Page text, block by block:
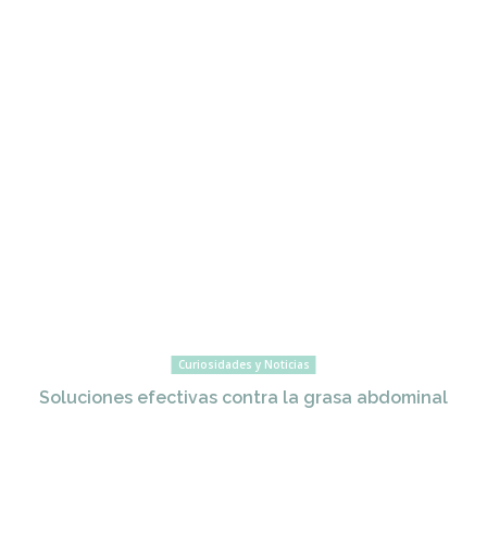
Curiosidades y Noticias
Soluciones efectivas contra la grasa abdominal